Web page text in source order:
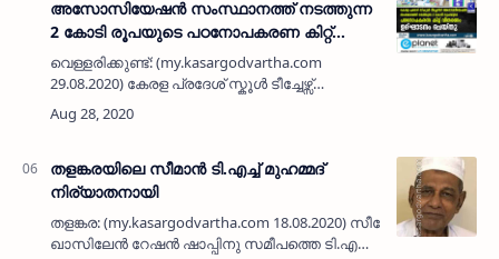
അസോസിയേഷൻ സംസ്ഥാനത്ത് നടത്തുന്ന
2 കോടി രൂപയുടെ പഠനോപകരണ കിറ്റ്
വിതരണ ഉദ്ഘാടനം ചെയ്തു
വെള്ളരിക്കുണ്ട്: (my.kasargodvartha.com
29.08.2020) കേരള പ്രദേശ് സ്കൂൾ ടീച്ചേഴ്സ്
അസോസിയേഷൻ സംസ്ഥാനത്ത് നടത്തുന്ന
രണ്ട് കോടി രൂപയുടെ പഠനോപകരണ കിറ്റ്
തളങ്കരയിലെ സീമാന്‍ ടി.എച്ച് മുഹമ്മദ്
നിര്യാതനായി
തളങ്കര: (my.kasargodvartha.com 18.08.2020) സീമേനായിരുന്ന
ഖാസിലേന്‍ റേഷന്‍ ഷാപ്പിനു സമീപത്തെ ടി.എച്ച്